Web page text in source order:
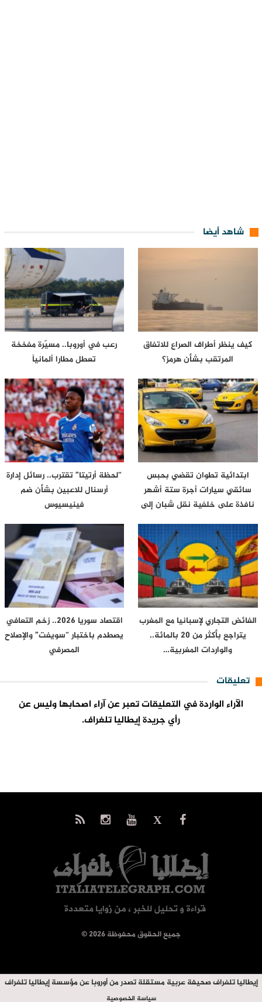
شاهد أيضا
كيف ينظر أطراف الصراع للاتفاق
المرتقب بشأن هرمز؟
رعب في أوروبا.. مسيّرة مفخخة
تعطل مطارا ألمانياً
ابتدائية تطوان تقضي بحبس
سائقي سيارات أجرة ستة أشهر
نافذة على خلفية نقل شبان إلى
“لحظة أرتيتا” تقترب.. رسائل إدارة
أرسنال للاعبين بشأن ضم
فينيسيوس
الفائض التجاري لإسبانيا مع المغرب
يتراجع بأكثر من 20 بالمائة..
والواردات المغربية…
اقتصاد سوريا 2026.. زخم التعافي
يصطدم باختبار “سويفت” والإصلاح
المصرفي
تعليقات
الآراء الواردة في التعليقات تعبر عن آراء اصحابها وليس عن
رأي جريدة إيطاليا تلغراف.
© جميع الحقوق محفوظة 2026
إيطاليا تلغراف صحيفة عربية مستقلة تصدر من أوروبا عن مؤسسة إيطاليا تلغراف
سياسة الخصوصية